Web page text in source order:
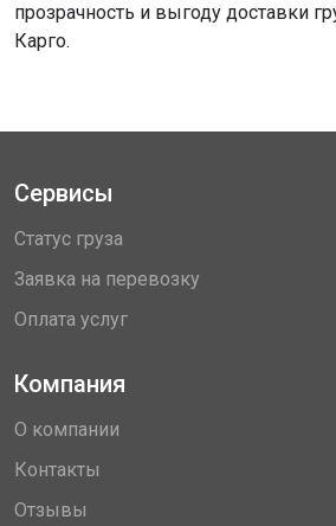
прозрачность и выгоду доставки
Карго.
Сервисы
Статус груза
Заявка на перевозку
Оплата услуг
Компания
О компании
Контакты
Отзывы